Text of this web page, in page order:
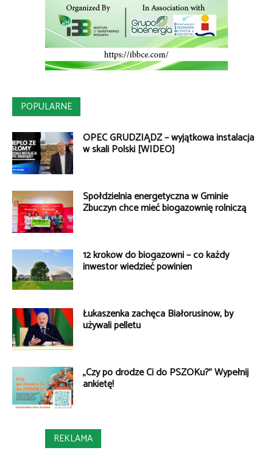
POPULARNE
OPEC GRUDZIĄDZ – wyjątkowa instalacja
w skali Polski [WIDEO]
Spółdzielnia energetyczna w Gminie
Zbuczyn chce mieć biogazownię rolniczą
12 kroków do biogazowni – co każdy
inwestor wiedzieć powinien
Łukaszenka zachęca Białorusinów, by
używali pelletu
„Czy po drodze Ci do PSZOKu?” Wypełnij
ankietę!
REKLAMA